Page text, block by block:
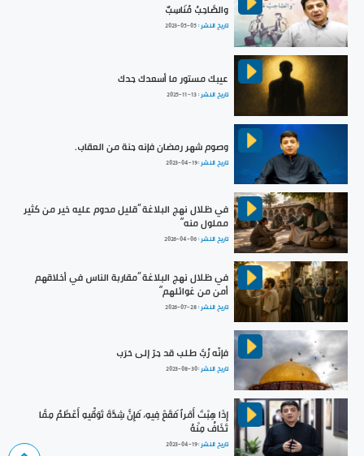
والصَّاحِبُ مُنَاسِبٌ
تاريخ النشر :2023-05-05
عيبك مستور ما أسعدك جدك
تاريخ النشر :2025-11-13
وصوم شهر رمضان فإنه جنة من العقاب.
تاريخ النشر :2023-04-19
في ظلال نهج البلاغة ”قليل مدوم عليه خير من كثير
مملول منه“
تاريخ النشر :2026-04-06
في ظلال نهج البلاغة ”مقاربة الناس في أخلاقهم
أمن من غوائلهم“
تاريخ النشر :2026-07-28
فإنّه رُبَّ طلب قد جرّ إلى حَرَب
تاريخ النشر :2023-08-30
إِذَا هِبْتَ أَمْراً فَقَعْ فِيهِ، فَإِنَّ شِدَّةَ تَوَقِّيهِ أَعْظَمُ مِمَّا
تَخَافُ مِنْهُ
تاريخ النشر :2023-04-19